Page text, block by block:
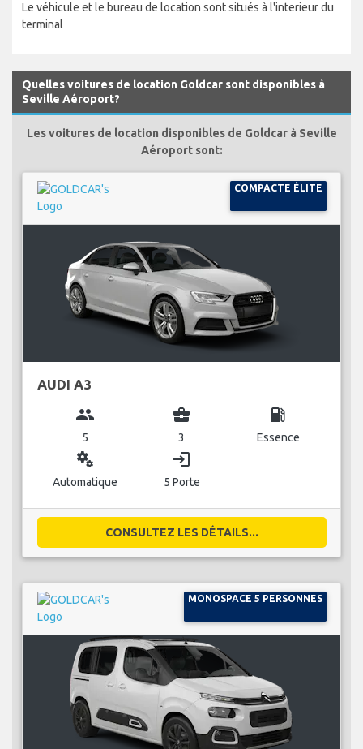
Le véhicule et le bureau de location sont situés à l'interieur du
terminal
Quelles voitures de location Goldcar sont disponibles à
Seville Aéroport?
Les voitures de location disponibles de Goldcar à Seville
Aéroport sont:
COMPACTE ÉLITE
AUDI A3
group
5
business_center
3
local_gas_station
Essence
miscellaneous_services
Automatique
login
5 Porte
CONSULTEZ LES DÉTAILS...
MONOSPACE 5 PERSONNES